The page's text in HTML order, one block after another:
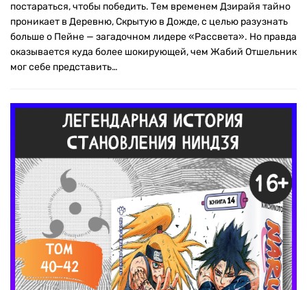
постараться, чтобы победить. Тем временем Дзирайя тайно
проникает в Деревню, Скрытую в Дожде, с целью разузнать
больше о Пейне — загадочном лидере «Рассвета». Но правда
оказывается куда более шокирующей, чем Жабий Отшельник
мог себе представить…